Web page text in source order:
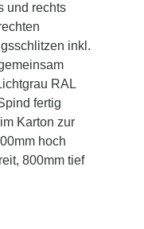
und rechts
inkl.
RAL
fertig
Karton zur
hoch
800mm tief